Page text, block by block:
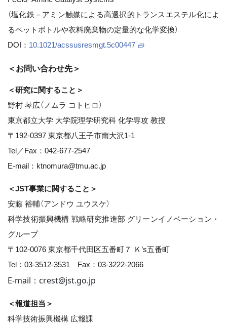
（塩化鉄－アミン触媒による高選択的トランスエステル化によ
るペットボトルや衣料廃棄物の定量的な化学変換）
DOI： 10.1021/acssusresmgt.5c00447
＜お問い合わせ先＞
＜研究に関すること＞
野村 琴広（ノムラ コトヒロ）
東京都立大学 大学院理学研究科 化学専攻 教授
〒192-0397 東京都八王子市南大沢1-1
Tel／Fax：042-677-2547
E-mail：ktnomura@tmu.ac.jp
＜JST事業に関すること＞
安藤 裕輔（アンドウ ユウスケ）
科学技術振興機構 戦略研究推進部 グリーンイノベーション・
グループ
〒102-0076 東京都千代田区五番町７ Ｋ’s五番町
Tel：03-3512-3531 Fax：03-3222-2066
E-mail：crest@jst.go.jp
＜報道担当＞
科学技術振興機構 広報課